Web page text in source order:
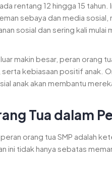
rentang 12 hingga 15 tahun.
sebaya dan media sosial,
sosial dan sering kali
makin besar, peran orang
kebiasaan positif anak.
anak akan membantu
Tua dalam
orang tua SMP adalah
ini tidak hanya sebatas